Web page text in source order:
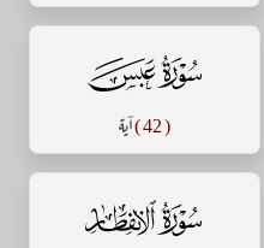
سورة عبس
( 42 ) آية
سورة الإنفطار